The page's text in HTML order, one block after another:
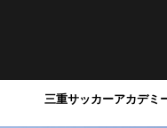
三重サッカーアカデミ